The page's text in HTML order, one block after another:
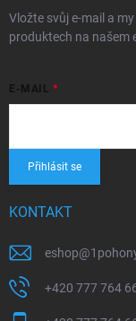
Vložte svůj e-mail a
produktech na našem
E-MAIL
Přihlásit se
KONTAKT
eshop@
+420 777 764